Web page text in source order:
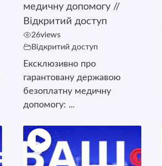
медичну допомогу //
Відкритий доступ
26views
Відкритий доступ
Ексклюзивно про
гарантовану державою
безоплатну медичну
допомогу: ...